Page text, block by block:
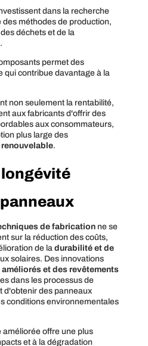
dans la recherche
méthodes de production,
déchets et de la
permet des
qui contribue davantage à la
non seulement la rentabilité,
aux fabricants d'offrir des
aux consommateurs,
plus large des
.
de fabricationne se
sur la réduction des coûts,
de la durabilité et de
solaires. Des innovations
améliorés et des revêtements
dans les processus de
d'obtenir des panneaux
conditions environnementales
améliorée offre une plus
et à la dégradation